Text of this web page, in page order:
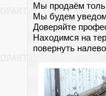
Мы продаём
Мы будем
Доверяйте
Находимся на
повернуть